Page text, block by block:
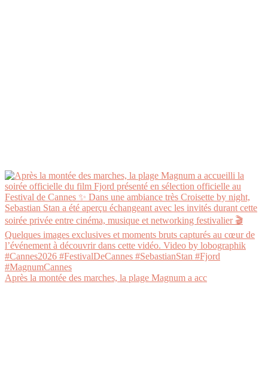
Après la montée des marches, la plage Magnum a acc